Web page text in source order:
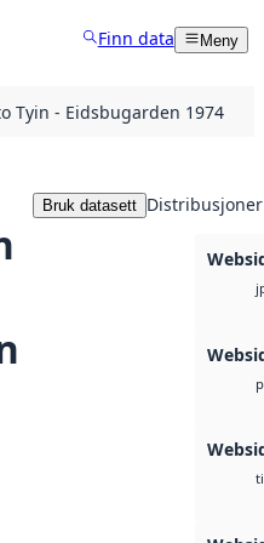
Finn data Meny
Tyin - Eidsbugarden 1974
Bruk datasett Distribusjoner